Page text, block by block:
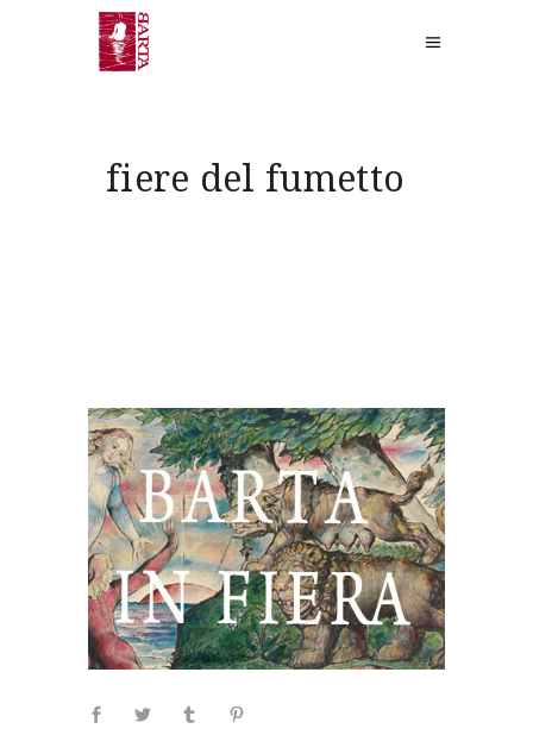
fiere del fumetto